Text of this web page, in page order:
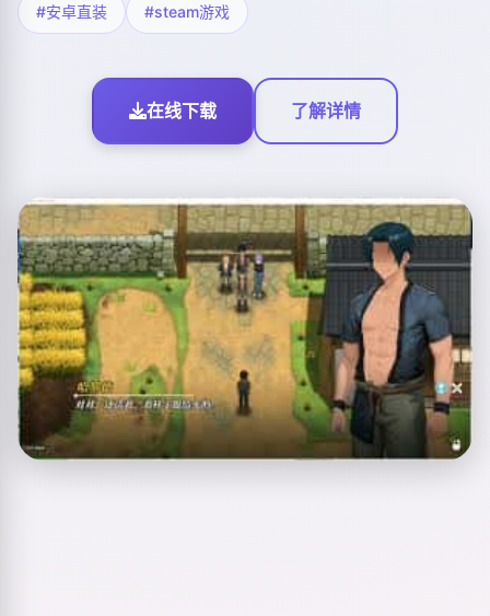
#安卓直装 #steam游戏
在线下载 了解详情